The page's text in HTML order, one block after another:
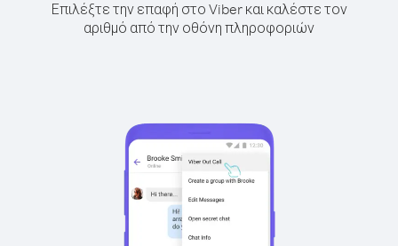
Επιλέξτε την επαφή στο Viber και καλέστε τον
αριθμό από την οθόνη πληροφοριών